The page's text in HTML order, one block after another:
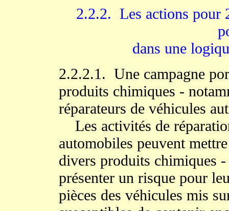
2.2.2. Les actions pour
dans une
2.2.2.1. Une campagne
produits chimiques -
réparateurs de véhicules
Les activités de
automobiles peuvent
divers produits chimiques
présenter un risque pour
pièces des véhicules mis